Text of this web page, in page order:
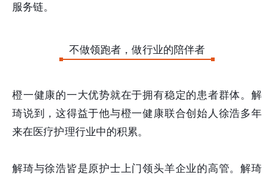
服务链。
不做领跑者，做行业的陪伴者
橙一健康的一大优势就在于拥有稳定的患者群体。解
琦说到，这得益于他与橙一健康联合创始人徐浩多年
来在医疗护理行业中的积累。
解琦与徐浩皆是原护士上门领头羊企业的高管。解琦